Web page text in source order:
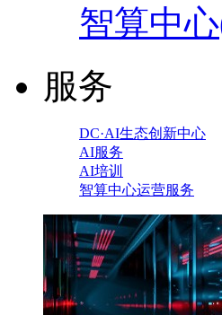
智算中
服务
DC·AI生态创新中心
AI服务
AI培训
智算中心运营服务